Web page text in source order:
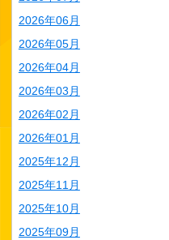
2026年06月
2026年05月
2026年04月
2026年03月
2026年02月
2026年01月
2025年12月
2025年11月
2025年10月
2025年09月